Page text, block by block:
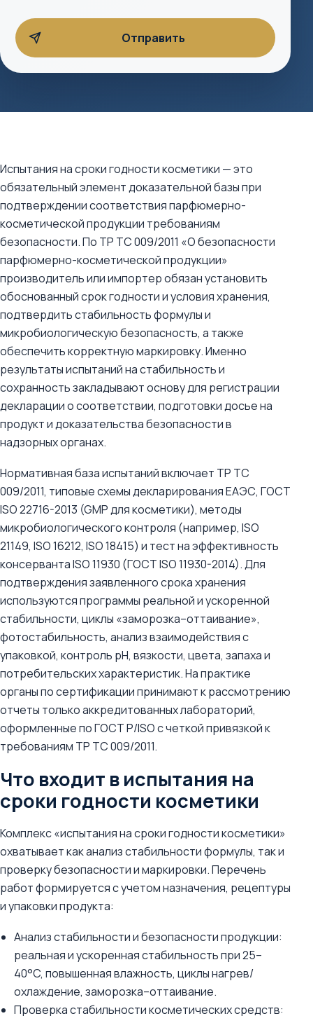
Испытания на сроки годности косметики — это
обязательный элемент доказательной базы при
подтверждении соответствия парфюмерно-
косметической продукции требованиям
безопасности. По ТР ТС 009/2011 «О безопасности
парфюмерно-косметической продукции»
производитель или импортер обязан установить
обоснованный срок годности и условия хранения,
подтвердить стабильность формулы и
микробиологическую безопасность, а также
обеспечить корректную маркировку. Именно
результаты испытаний на стабильность и
сохранность закладывают основу для регистрации
декларации о соответствии, подготовки досье на
продукт и доказательства безопасности в
надзорных органах.
Нормативная база испытаний включает ТР ТС
009/2011, типовые схемы декларирования ЕАЭС, ГОСТ
ISO 22716-2013 (GMP для косметики), методы
микробиологического контроля (например, ISO
21149, ISO 16212, ISO 18415) и тест на эффективность
консерванта ISO 11930 (ГОСТ ISO 11930-2014). Для
подтверждения заявленного срока хранения
используются программы реальной и ускоренной
стабильности, циклы «заморозка–оттаивание»,
фотостабильность, анализ взаимодействия с
упаковкой, контроль pH, вязкости, цвета, запаха и
потребительских характеристик. На практике
органы по сертификации принимают к рассмотрению
отчеты только аккредитованных лабораторий,
оформленные по ГОСТ Р/ISO с четкой привязкой к
требованиям ТР ТС 009/2011.
Что входит в испытания на
сроки годности косметики
Комплекс «испытания на сроки годности косметики»
охватывает как анализ стабильности формулы, так и
проверку безопасности и маркировки. Перечень
работ формируется с учетом назначения, рецептуры
и упаковки продукта:
Анализ стабильности и безопасности продукции:
реальная и ускоренная стабильность при 25–
40°C, повышенная влажность, циклы нагрев/
охлаждение, заморозка–оттаивание.
Проверка стабильности косметических средств: